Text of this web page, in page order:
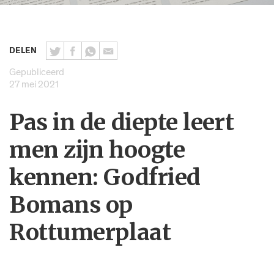
DELEN
Gepubliceerd
27 mei 2021
Pas in de diepte leert
men zijn hoogte
kennen: Godfried
Bomans op
Rottumerplaat